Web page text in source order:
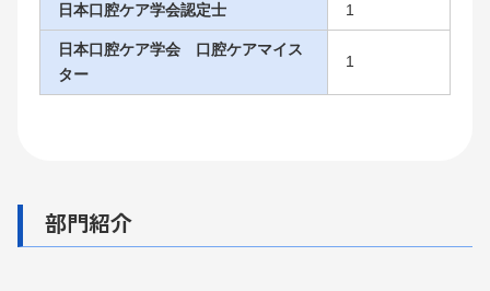
日本口腔ケア学会認定士 1
日本口腔ケア学会 口腔ケアマイス
ター
1
部門紹介